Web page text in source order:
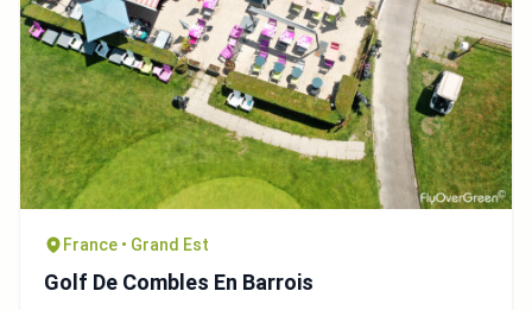
France • Grand Est
Golf De Combles En Barrois